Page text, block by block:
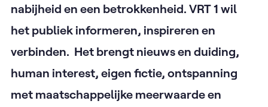
nabijheid en een betrokkenheid. VRT 1 wil
het publiek informeren, inspireren en
verbinden. Het brengt nieuws en duiding,
human interest, eigen fictie, ontspanning
met maatschappelijke meerwaarde en